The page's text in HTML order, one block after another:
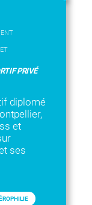
PRIVÉ
diplomé
et
ses